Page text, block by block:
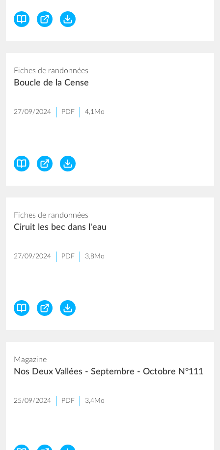
Fiches de randonnées
Boucle de la Cense
27/09/2024 PDF 4,1Mo
Fiches de randonnées
Ciruit les bec dans l'eau
27/09/2024 PDF 3,8Mo
Magazine
Nos Deux Vallées - Septembre - Octobre N°111
25/09/2024 PDF 3,4Mo